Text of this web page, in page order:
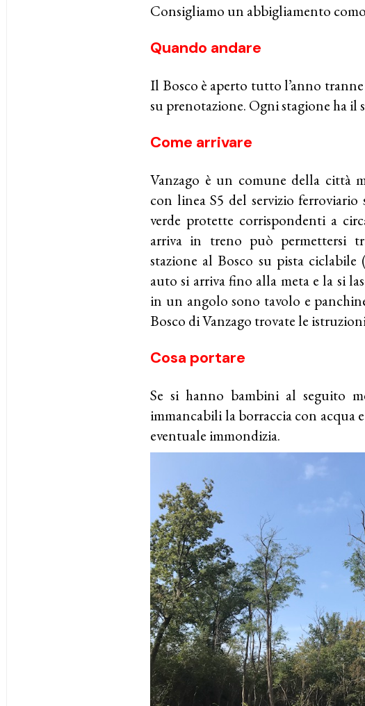
Consigliamo un abbigliamento
Quando andare
Il Bosco è aperto tutto l’anno
su prenotazione. Ogni stagione ha il
Come arrivare
Vanzago è un comune della città
con linea S5 del servizio
verde protette corrispondenti a
arriva in treno può permettersi
stazione al Bosco su pista
auto si arriva fino alla meta e la si
in un angolo sono tavolo e
Bosco di Vanzago trovate le
Cosa portare
Se si hanno bambini al seguito
immancabili la borraccia con acqua
eventuale immondizia.